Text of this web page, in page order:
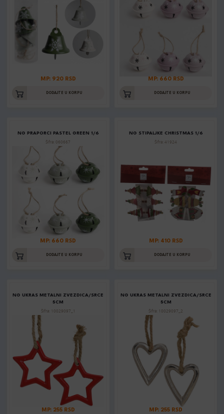
MP: 920 RSD
DODAJTE U KORPU
MP: 660 RSD
DODAJTE U KORPU
NG PRAPORCI PASTEL GREEN 1/6
Šifra: 060667
MP: 660 RSD
DODAJTE U KORPU
NG STIPALJKE CHRISTMAS 1/6
Šifra: 41924
MP: 410 RSD
DODAJTE U KORPU
NG UKRAS METALNI ZVEZDICA/SRCE
5CM
Šifra: 10029097_1
MP: 255 RSD
NG UKRAS METALNI ZVEZDICA/SRCE
5CM
Šifra: 10029097_2
MP: 255 RSD